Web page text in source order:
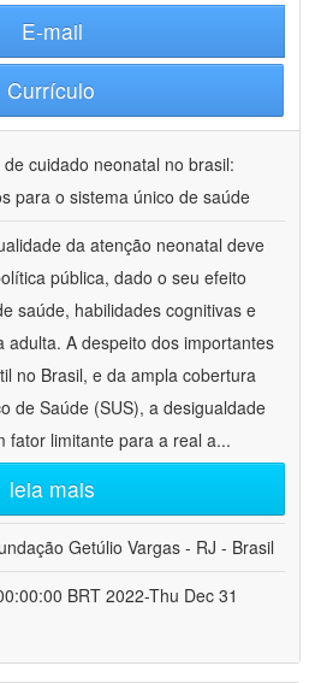
E-mail
Currículo
de cuidado neonatal no brasil:
para o sistema único de saúde
da atenção neonatal deve
pública, dado o seu efeito
saúde, habilidades cognitivas e
adulta. A despeito dos importantes
no Brasil, e da ampla cobertura
de Saúde (SUS), a desigualdade
fator limitante para a real a...
leia mais
Getúlio Vargas - RJ - Brasil
BRT 2022-Thu Dec 31